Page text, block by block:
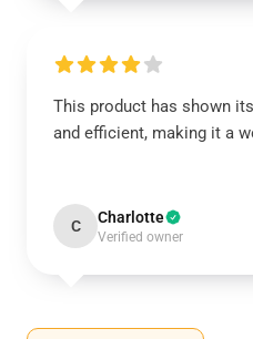
This product has shown
and efficient, making it a
C Charlotte
Verified owner